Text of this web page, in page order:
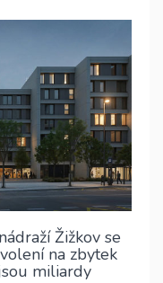
Žižkov se
na zbytek
miliardy